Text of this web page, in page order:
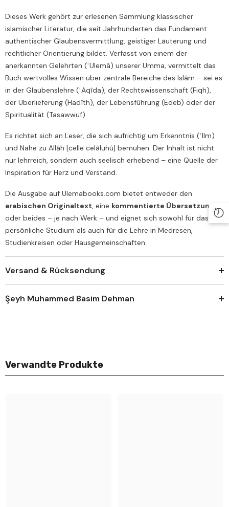
Dieses Werk gehört zur erlesenen Sammlung klassischer
islamischer Literatur, die seit Jahrhunderten das Fundament
authentischer Glaubensvermittlung, geistiger Läuterung und
rechtlicher Orientierung bildet. Verfasst von einem der
anerkannten Gelehrten (ʿUlemâ) unserer Umma, vermittelt das
Buch wertvolles Wissen über zentrale Bereiche des Islâm – sei es
in der Glaubenslehre (ʿAqîda), der Rechtswissenschaft (Fiqh),
der Überlieferung (Hadîth), der Lebensführung (Edeb) oder der
Spiritualität (Tasawwuf).
Es richtet sich an Leser, die sich aufrichtig um Erkenntnis (ʿIlm)
und Nähe zu Allâh [celle celâluhû] bemühen. Der Inhalt ist nicht
nur lehrreich, sondern auch seelisch erhebend – eine Quelle der
Inspiration für Herz und Verstand.
Die Ausgabe auf Ulemabooks.com bietet entweder den
arabischen Originaltext, eine kommentierte Übersetzung ,
oder beides – je nach Werk – und eignet sich sowohl für das
persönliche Studium als auch für die Lehre in Medresen,
Studienkreisen oder Hausgemeinschaften
Versand & Rücksendung
Şeyh Muhammed Basim Dehman
Verwandte Produkte